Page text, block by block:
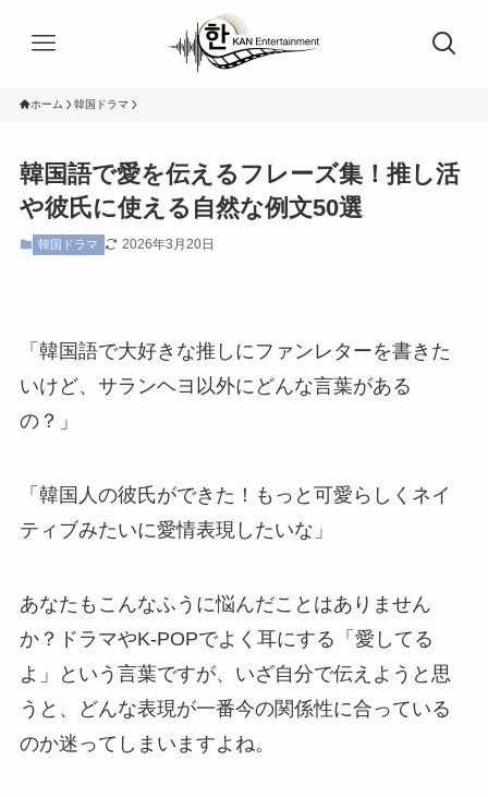
ホーム 韓国ドラマ
韓国語で愛を伝えるフレーズ集！推し活
や彼氏に使える自然な例文50選
韓国ドラマ 2026年3月20日
「韓国語で大好きな推しにファンレターを書きた
いけど、サランヘヨ以外にどんな言葉がある
の？」
「韓国人の彼氏ができた！もっと可愛らしくネイ
ティブみたいに愛情表現したいな」
あなたもこんなふうに悩んだことはありません
か？ドラマやK-POPでよく耳にする「愛してる
よ」という言葉ですが、いざ自分で伝えようと思
うと、どんな表現が一番今の関係性に合っている
のか迷ってしまいますよね。